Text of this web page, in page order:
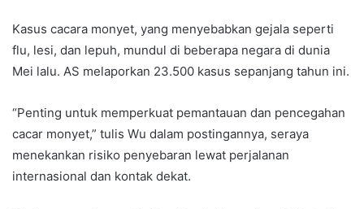
Kasus cacara monyet, yang menyebabkan gejala seperti
flu, lesi, dan lepuh, mundul di beberapa negara di dunia
Mei lalu. AS melaporkan 23.500 kasus sepanjang tahun ini.
“Penting untuk memperkuat pemantauan dan pencegahan
cacar monyet,” tulis Wu dalam postingannya, seraya
menekankan risiko penyebaran lewat perjalanan
internasional dan kontak dekat.